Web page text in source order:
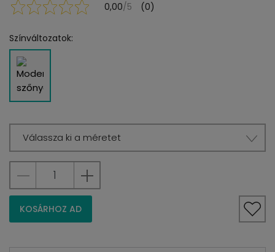
0,00/5 (0)
Színváltozatok:
Válassza ki a méretet
KOSÁRHOZ AD